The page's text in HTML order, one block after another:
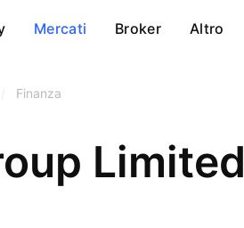
Mercati Broker Altro
Finanza
Limited